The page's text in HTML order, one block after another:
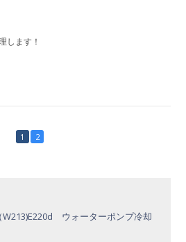
します！
1 2
W213)E220d ウォーターポンプ冷却